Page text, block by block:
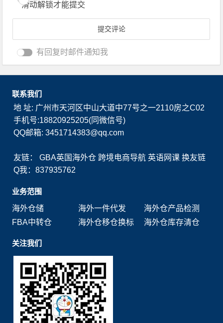
滑动解锁才能提交
有回复时邮件通知我
联系我们
地 址: 广州市天河区中山大道中77号之一2110房之C02
手机号:18820925205(同微信号)
QQ邮箱: 3451714383@qq.com
友链：GBA英国海外仓 跨境电商导航 英语网课 换友链
Q我：837935762
业务范围
海外仓储
海外一件代发
海外仓产品检测
FBA中转仓
海外仓移仓换标 海外仓库存清仓
关注我们